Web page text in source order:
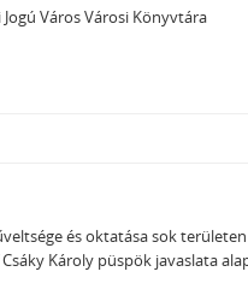
Város Városi Könyvtára
és oktatása sok
Károly püspök javaslata